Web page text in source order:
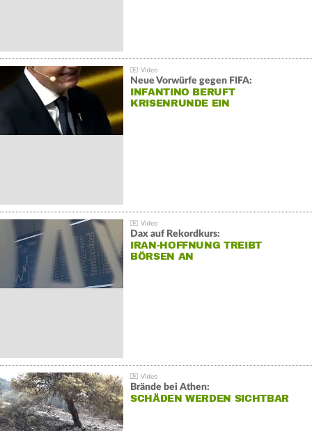
Neue Vorwürfe gegen FIFA:
INFANTINO BERUFT
KRISENRUNDE EIN
Dax auf Rekordkurs:
IRAN-HOFFNUNG TREIBT
BÖRSEN AN
Brände bei Athen:
SCHÄDEN WERDEN SICHTBAR